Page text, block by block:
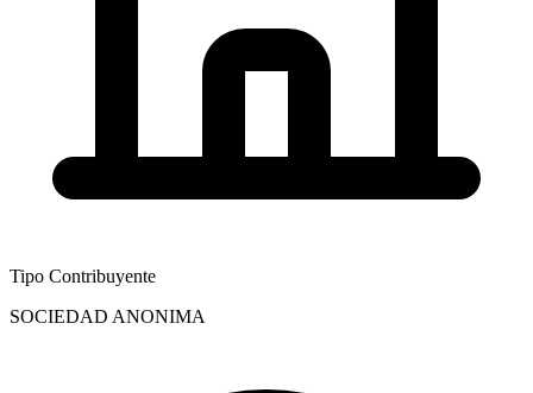
Tipo Contribuyente
SOCIEDAD ANONIMA